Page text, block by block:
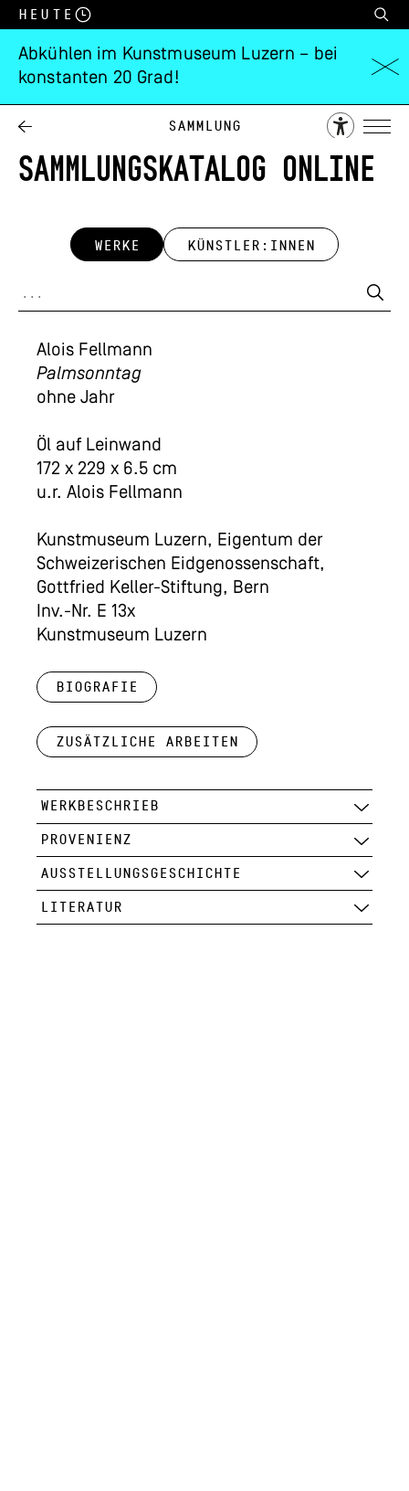
Heute
Abkühlen im Kunstmuseum Luzern – bei
konstanten 20 Grad!
Sammlung
SAMMLUNGSKATALOG ONLINE
WERKE KÜNSTLER:INNEN
Alois Fellmann
Palmsonntag
ohne Jahr
Öl auf Leinwand
172 x 229 x 6.5 cm
u.r. Alois Fellmann
Kunstmuseum Luzern, Eigentum der
Schweizerischen Eidgenossenschaft,
Gottfried Keller-Stiftung, Bern
Inv.-Nr. E 13x
Kunstmuseum Luzern
Biografie
Zusätzliche Arbeiten
WERKBESCHRIEB
PROVENIENZ
AUSSTELLUNGSGESCHICHTE
LITERATUR